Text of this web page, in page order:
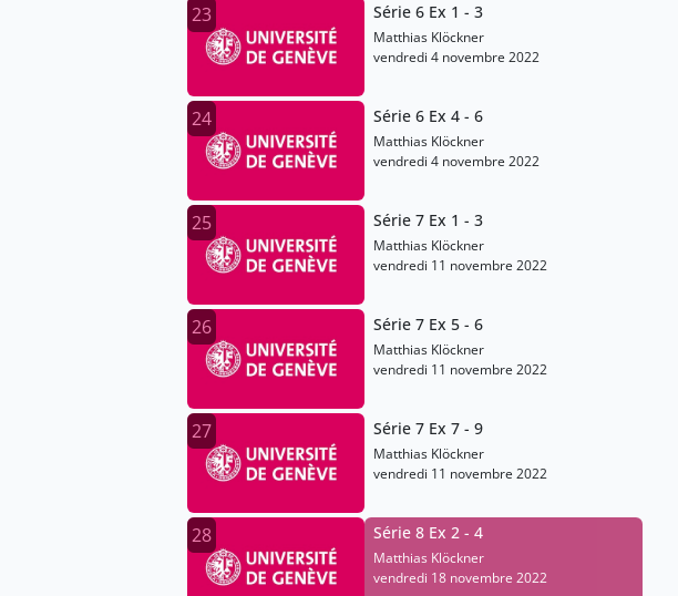
23 Série 6 Ex 1 - 3
Matthias Klöckner
vendredi 4 novembre 2022
24 Série 6 Ex 4 - 6
Matthias Klöckner
vendredi 4 novembre 2022
25 Série 7 Ex 1 - 3
Matthias Klöckner
vendredi 11 novembre 2022
26 Série 7 Ex 5 - 6
Matthias Klöckner
vendredi 11 novembre 2022
27 Série 7 Ex 7 - 9
Matthias Klöckner
vendredi 11 novembre 2022
28 Série 8 Ex 2 - 4
Matthias Klöckner
vendredi 18 novembre 2022